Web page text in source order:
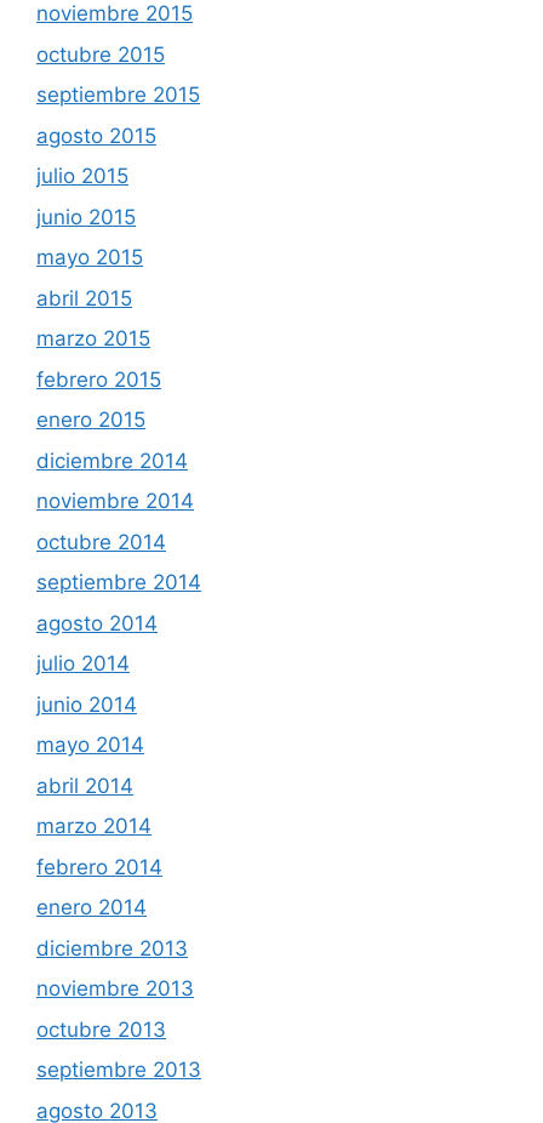
noviembre 2015
octubre 2015
septiembre 2015
agosto 2015
julio 2015
junio 2015
mayo 2015
abril 2015
marzo 2015
febrero 2015
enero 2015
diciembre 2014
noviembre 2014
octubre 2014
septiembre 2014
agosto 2014
julio 2014
junio 2014
mayo 2014
abril 2014
marzo 2014
febrero 2014
enero 2014
diciembre 2013
noviembre 2013
octubre 2013
septiembre 2013
agosto 2013